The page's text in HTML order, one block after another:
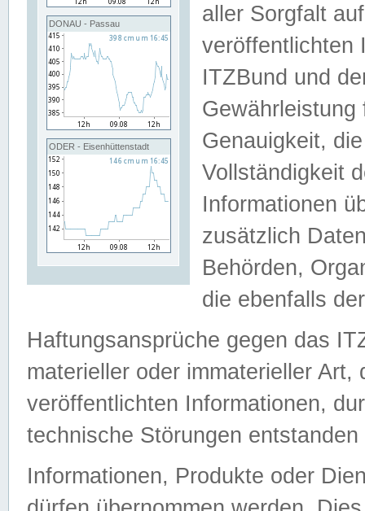
DONAU - Passau
ODER - Eisenhüttenstadt
aller Sorgfalt
veröffentlichten
ITZBund und
Genauigkeit,
Vollständigkeit
Informationen
zusätzlich
Behörden,
die ebenfalls
Haftungsansprüche gegen das
materieller oder immaterieller
veröffentlichten Informationen,
technische Störungen
Informationen, Produkte oder